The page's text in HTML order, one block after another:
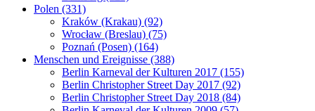
Polen (331)
Kraków (Krakau) (92)
Wrocław (Breslau) (75)
Poznań (Posen) (164)
Menschen und Ereignisse (388)
Berlin Karneval der Kulturen 2017 (155)
Berlin Christopher Street Day 2017 (92)
Berlin Christopher Street Day 2018 (84)